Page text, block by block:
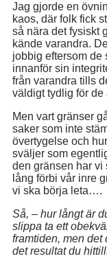
Jag gjorde en
kaos, där folk fick
så nära det fysiskt
kände varandra.
jobbig eftersom de
innanför sin
från varandra tills
väldigt tydlig för de
Men vart gränser
saker som inte
övertygelse och
sväljer som
den gränsen har vi
lång förbi vår inre
vi ska börja leta….
Så, – hur långt är
slippa ta ett
framtiden, men det
det resultat du